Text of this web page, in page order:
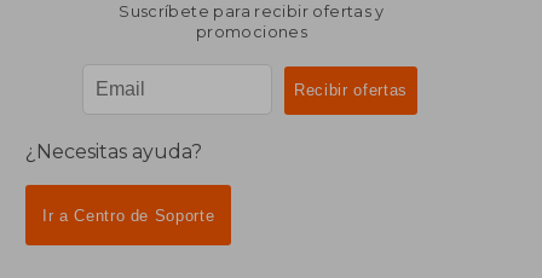
Suscríbete para recibir ofertas y
promociones
¿Necesitas ayuda?
Ir a Centro de Soporte